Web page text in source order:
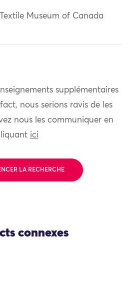
Textile Museum of Canada
supplémentaires
nous serions ravis de les
nous les communiquer en
ici
LA RECHERCHE
connexes